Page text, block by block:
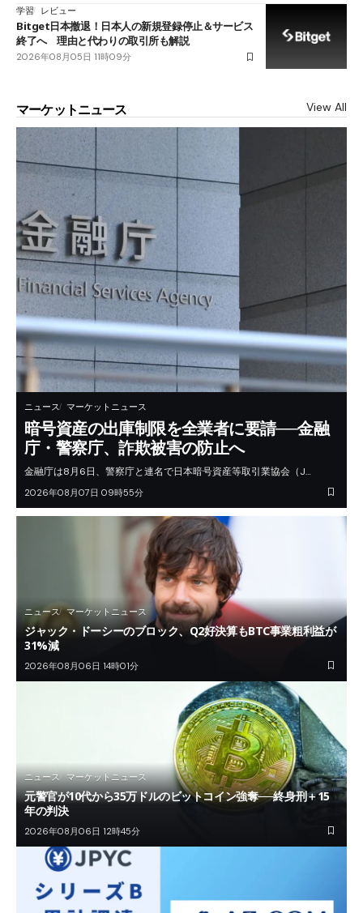
学習 レビュー
Bitget日本撤退！日本人の新規登録停止＆サービス
終了へ 理由と代わりの取引所も解説
2026年08月05日 11時09分
マーケットニュース View All
ニュース マーケットニュース
暗号資産の出庫制限を全業者に要請──金融
庁・警察庁、詐欺被害の防止へ
金融庁は8月6日、警察庁と連名で日本暗号資産等取引業協会（J…
2026年08月07日 09時55分
ニュース マーケットニュース
ジャック・ドーシーのブロック、Q2好決算もBTC事業粗利益が
31%減
2026年08月06日 14時01分
ニュース マーケットニュース
元警官が10代から35万ドルのビットコイン強奪──終身刑＋15
年の判決
2026年08月06日 12時45分